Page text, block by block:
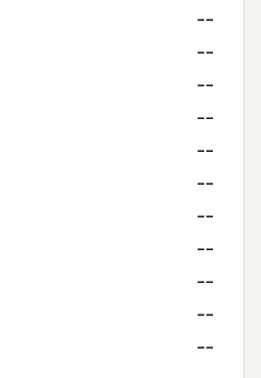
--
--
--
--
--
--
--
--
--
--
--